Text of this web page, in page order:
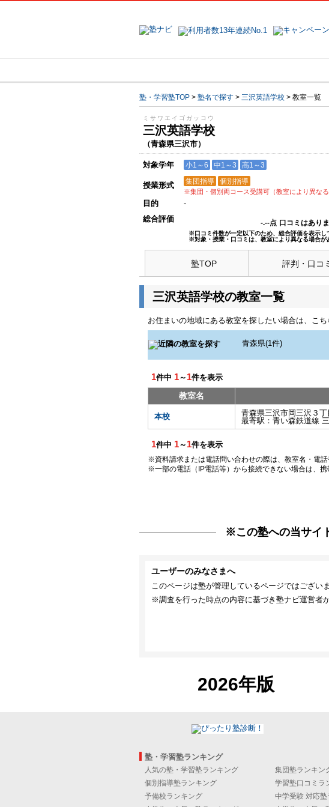
塾・学習塾TOP > 塾名で探す > 三沢英語学校 > 教室一覧
ミサワエイゴガッコウ
三沢英語学校
（青森県三沢市）
対象学年 小1～6 中1～3 高1～3
授業形式 集団指導 個別指導
※集団・個別両コース受講可（教室により異なる
目的
-
総合評価
-.--点 口コミはあり
※口コミ件数が一定以下のため、総合評価を表示し
※対象・授業・口コミは、教室により異なる場合が
塾TOP 評判・口コ
三沢英語学校の教室一覧
お住まいの地域にある教室を探したい場合は、こ
1件中 1～ 1件を表示
教室名
本校
青森県三沢市岡三沢３丁
最寄駅： 青い森鉄道線
1件中 1～ 1件を表示
※資料請求または電話問い合わせの際は、教室名・電話
※一部の電話（IP電話等）から接続できない場合は、携
※この塾への当サイ
ユーザーのみなさまへ
このページは塾が管理しているページではござい
※調査を行った時点の内容に基づき塾ナビ運営者
2026年版
塾・学習塾ランキング
人気の塾・学習塾ランキング
集団塾ランキン
個別指導塾ランキング
学習塾口コミラ
予備校ランキング
中学受験 対応